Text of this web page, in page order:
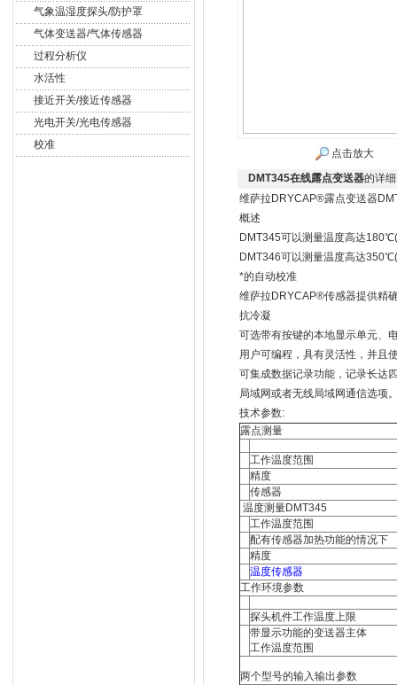
气象温湿度探头/防护罩
气体变送器/气体传感器
过程分析仪
水活性
接近开关/接近传感器
光电开关/光电传感器
校准
点击放大
DMT345在线露点变送器的详
维萨拉DRYCAP®露点变送器
概述
DMT345可以测量温度高达
DMT346可以测量温度高达
*的自动校准
维萨拉DRYCAP®传感器提供精
抗冷凝
可选带有按键的本地显示单元、
用户可编程，具有灵活性，并且
可集成数据记录功能，记录长达
局域网或者无线局域网通信选项
技术参数:
露点测量
工作温度范围
精度
传感器
温度测量DMT345
工作温度范围
配有传感器加热功能的情况下
精度
温度传感器
工作环境参数
探头机件工作温度上限
带显示功能的变送器主体
工作温度范围
两个型号的输入输出参数